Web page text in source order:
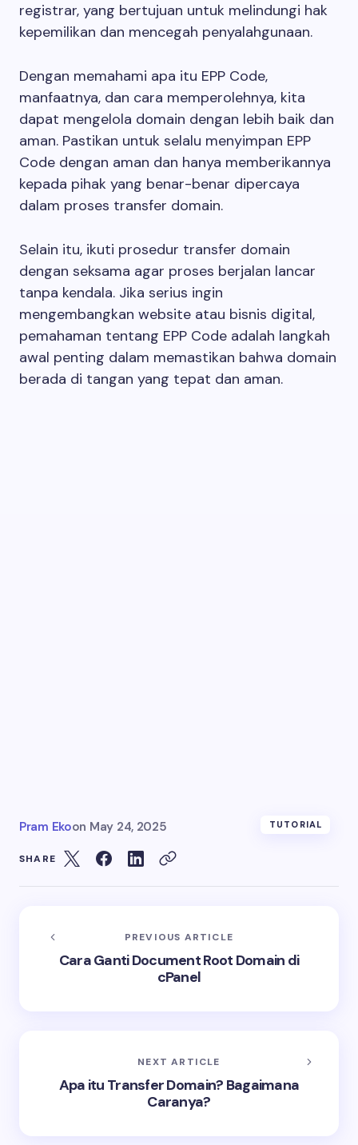
registrar, yang bertujuan untuk melindungi hak
kepemilikan dan mencegah penyalahgunaan.
Dengan memahami apa itu EPP Code,
manfaatnya, dan cara memperolehnya, kita
dapat mengelola domain dengan lebih baik dan
aman. Pastikan untuk selalu menyimpan EPP
Code dengan aman dan hanya memberikannya
kepada pihak yang benar-benar dipercaya
dalam proses transfer domain.
Selain itu, ikuti prosedur transfer domain
dengan seksama agar proses berjalan lancar
tanpa kendala. Jika serius ingin
mengembangkan website atau bisnis digital,
pemahaman tentang EPP Code adalah langkah
awal penting dalam memastikan bahwa domain
berada di tangan yang tepat dan aman.
Pram Ekoon May 24, 2025 TUTORIAL
SHARE
PREVIOUS ARTICLE
Cara Ganti Document Root Domain di
cPanel
NEXT ARTICLE
Apa itu Transfer Domain? Bagaimana
Caranya?